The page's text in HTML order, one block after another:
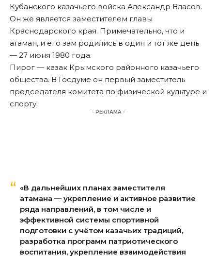
Кубанского казачьего войска Александр Власов.
Он же является заместителем главы
Краснодарского края. Примечательно, что и
атаман, и его зам родились в один и тот же день
— 27 июня 1980 года.
Пирог — казак Крымского районного казачьего
общества. В Госдуме он первый заместитель
председателя комитета по физической культуре и
спорту.
- РЕКЛАМА -
«В дальнейших планах заместителя
атамана — укрепление и активное развитие
ряда направлений, в том числе и
эффективной системы спортивной
подготовки с учётом казачьих традиций,
разработка программ патриотического
воспитания, укрепление взаимодействия